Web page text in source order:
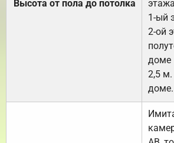
Высота от пола до потолка
1-ый
2-ой
доме
2,5
доме.